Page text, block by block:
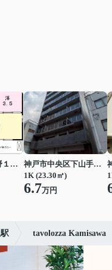
西宮市山口町中野１丁目
神戸市中央区下山手通７丁目
1K (23.30㎡)
6.7万円
駅 tavolozza Kamisawa